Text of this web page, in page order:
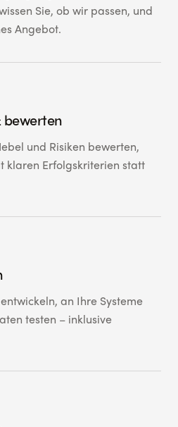
Sie, ob wir passen, und
Angebot.
bewerten
und Risiken bewerten,
klaren Erfolgskriterien statt
an Ihre Systeme
testen – inklusive